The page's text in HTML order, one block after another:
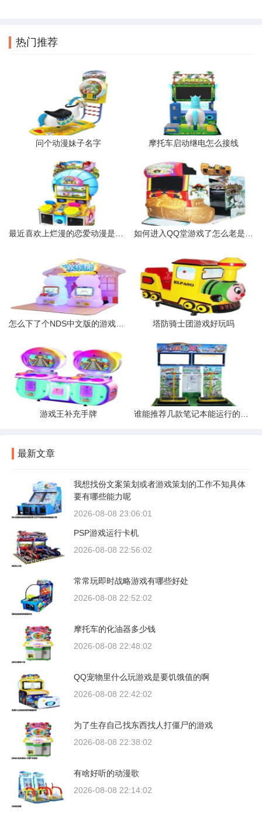
热门推荐
问个动漫妹子名字 摩托车启动继电怎么接线
塔防骑士团游戏好玩吗
游戏王补充手牌
最新文章
我想找份文案策划或者游戏策划的工作不知具体
要有哪些能力呢
2026-08-08 23:06:01
PSP游戏运行卡机
2026-08-08 22:56:02
常常玩即时战略游戏有哪些好处
2026-08-08 22:52:02
摩托车的化油器多少钱
2026-08-08 22:48:02
QQ宠物里什么玩游戏是要饥饿值的啊
2026-08-08 22:42:02
为了生存自己找东西找人打僵尸的游戏
2026-08-08 22:38:02
有啥好听的动漫歌
2026-08-08 22:14:02